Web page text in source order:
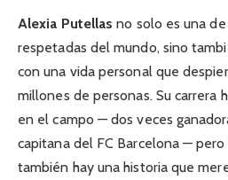
Alexia Putellas no solo es una
respetadas del mundo, sino
con una vida personal que
millones de personas. Su carrera
en el campo — dos veces
capitana del FC Barcelona —
también hay una historia que